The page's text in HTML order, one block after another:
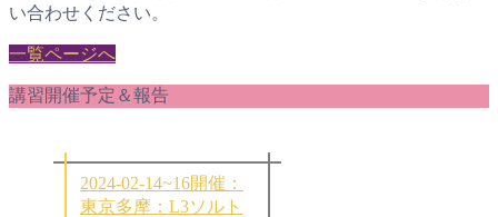
い合わせください。
一覧ページへ
講習開催予定＆報告
2024-02-14~16開催：
東京多摩：L3ソルト